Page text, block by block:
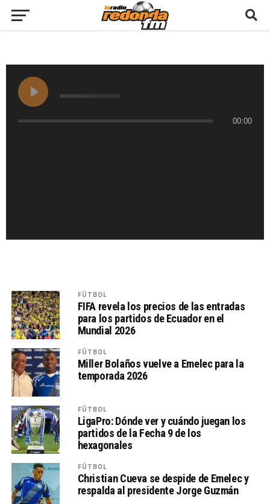
00:00
FÚTBOL
FIFA revela los precios de las entradas
para los partidos de Ecuador en el
Mundial 2026
FÚTBOL
Miller Bolaños vuelve a Emelec para la
temporada 2026
FÚTBOL
LigaPro: Dónde ver y cuándo juegan los
partidos de la Fecha 9 de los
hexagonales
FÚTBOL
Christian Cueva se despide de Emelec y
respalda al presidente Jorge Guzmán